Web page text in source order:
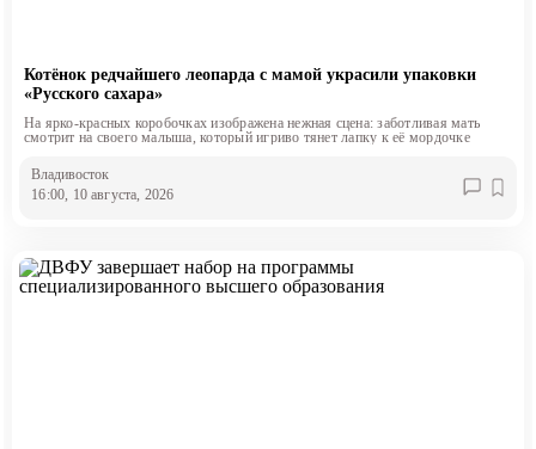
Котёнок редчайшего леопарда с мамой украсили упаковки
«Русского сахара»
На ярко-красных коробочках изображена нежная сцена: заботливая мать
смотрит на своего малыша, который игриво тянет лапку к её мордочке
Владивосток
16:00, 10 августа, 2026